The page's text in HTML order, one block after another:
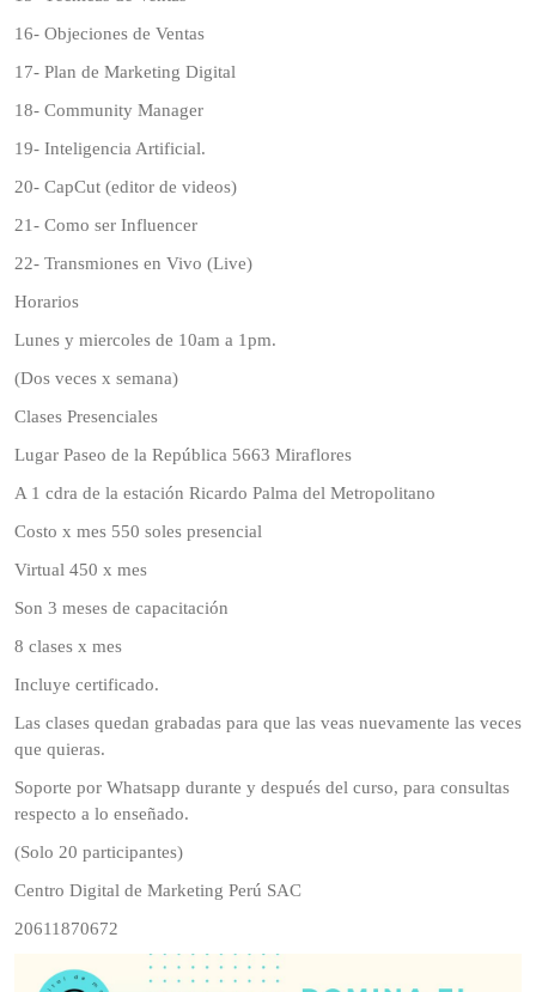
16- Objeciones de Ventas
17- Plan de Marketing Digital
18- Community Manager
19- Inteligencia Artificial.
20- CapCut (editor de videos)
21- Como ser Influencer
22- Transmiones en Vivo (Live)
Horarios
Lunes y miercoles de 10am a 1pm.
(Dos veces x semana)
Clases Presenciales
Lugar Paseo de la República 5663 Miraflores
A 1 cdra de la estación Ricardo Palma del Metropolitano
Costo x mes 550 soles presencial
Virtual 450 x mes
Son 3 meses de capacitación
8 clases x mes
Incluye certificado.
Las clases quedan grabadas para que las veas nuevamente las veces
que quieras.
Soporte por Whatsapp durante y después del curso, para consultas
respecto a lo enseñado.
(Solo 20 participantes)
Centro Digital de Marketing Perú SAC
20611870672